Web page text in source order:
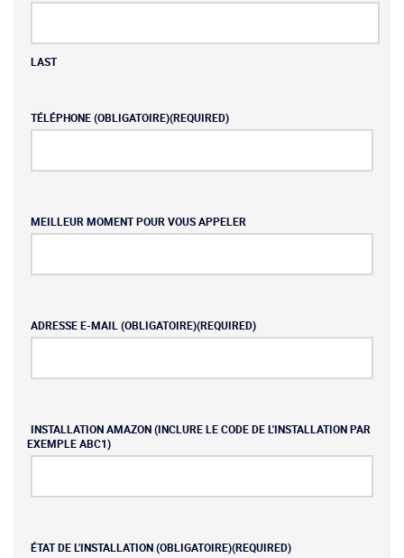
LAST
TÉLÉPHONE (OBLIGATOIRE)(REQUIRED)
MEILLEUR MOMENT POUR VOUS APPELER
ADRESSE E-MAIL (OBLIGATOIRE)(REQUIRED)
INSTALLATION AMAZON (INCLURE LE CODE DE L'INSTALLATION PAR
EXEMPLE ABC1)
ÉTAT DE L'INSTALLATION (OBLIGATOIRE)(REQUIRED)